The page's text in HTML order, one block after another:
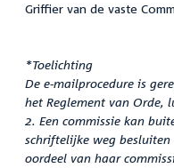
Griffier van de vaste
*Toelichting
De e-mailprocedure is
het Reglement van Orde,
2. Een commissie kan
schriftelijke weg
oordeel van haar